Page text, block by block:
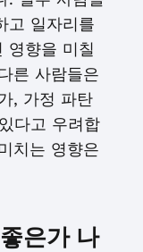
고 일자리를
영향을 미칠
른 사람들은
, 가정 파탄
다고 우려합
치는 영향은
은가 나